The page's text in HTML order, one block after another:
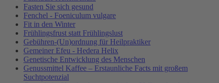
Fasten Sie sich gesund
Fenchel - Foeniculum vulgare
Fit in den Winter
Frühlingsfrust statt Frühlingslust
Gebühren-(Un)ordnung für Heilpraktiker
Gemeiner Efeu - Hedera Helix
Genetische Entwicklung des Menschen
Genussmittel Kaffee – Erstaunliche Facts mit großem
Suchtpotenzial